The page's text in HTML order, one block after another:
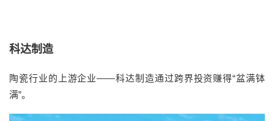
科达制造
陶瓷行业的上游企业——科达制造通过跨界投资赚得“盆满钵
满”。